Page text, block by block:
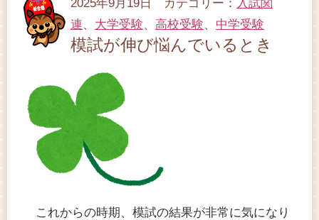
2025年9月19日 カテゴリー： 入試関
連、 大学受験、 高校受験、 中学受験
模試が伸び悩んでいるとき
これからの時期、模試の結果が非常に気になり